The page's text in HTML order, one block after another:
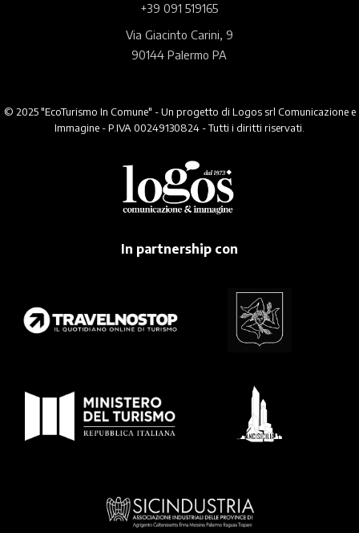
+39 091 519165
Via Giacinto Carini, 9
90144 Palermo PA
© 2025 "EcoTurismo In Comune" - Un progetto di Logos srl Comunicazione e
Immagine - P.IVA 00249130824 - Tutti i diritti riservati.
In partnership con